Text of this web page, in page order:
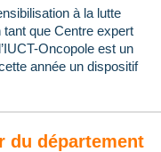
à la lutte
que Centre expert
Oncopole est un
année un dispositif
du département